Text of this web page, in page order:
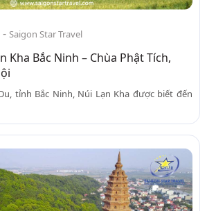
- Saigon Star Travel
Kha Bắc Ninh – Chùa Phật Tích,
tỉnh Bắc Ninh, Núi Lạn Kha được biết đến